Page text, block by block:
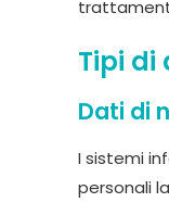
Tipi
Dati di
I sistemi
personali